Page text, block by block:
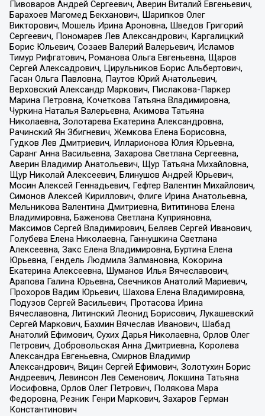
Пивоваров Андрей Сергеевич, Аверин Виталий Евгеньевич,
Барахоев Магомед Бекханович, Шарипков Олег
Викторович, Мошель Ирина Ароновна, Шведов Григорий
Сергеевич, Пономарев Лев Александрович, Каргалицкий
Борис Юльевич, Созаев Валерий Валерьевич, Исламов
Тимур Рифгатович, Романова Ольга Евгеньевна, Щаров
Сергей Алексадрович, Цирульников Борис Альбертович,
Гасан Ольга Павловна, Паутов Юрий Анатольевич,
Верховский Александр Маркович, Пислакова-Паркер
Марина Петровна, Кочеткова Татьяна Владимировна,
Чуркина Наталья Валерьевна, Акимова Татьяна
Николаевна, Золотарева Екатерина Александровна,
Рачинский Ян Збигневич, Жемкова Елена Борисовна,
Гудков Лев Дмитриевич, Илларионова Юлия Юрьевна,
Саранг Анна Васильевна, Захарова Светлана Сергеевна,
Аверин Владимир Анатольевич, Щур Татьяна Михайловна,
Щур Николай Алексеевич, Блинушов Андрей Юрьевич,
Мосин Алексей Геннадьевич, Гефтер Валентин Михайлович,
Симонов Алексей Кириллович, Флиге Ирина Анатольевна,
Мельникова Валентина Дмитриевна, Вититинова Елена
Владимировна, Баженова Светлана Куприяновна,
Максимов Сергей Владимирович, Беляев Сергей Иванович,
Голубева Елена Николаевна, Ганнушкина Светлана
Алексеевна, Закс Елена Владимировна, Буртина Елена
Юрьевна, Гендель Людмила Залмановна, Кокорина
Екатерина Алексеевна, Шуманов Илья Вячеславович,
Арапова Галина Юрьевна, Свечников Анатолий Мариевич,
Прохоров Вадим Юрьевич, Шахова Елена Владимировна,
Подузов Сергей Васильевич, Протасова Ирина
Вячеславовна, Литинский Леонид Борисович, Лукашевский
Сергей Маркович, Бахмин Вячеслав Иванович, Шабад
Анатолий Ефимович, Сухих Дарья Николаевна, Орлов Олег
Петрович, Добровольская Анна Дмитриевна, Королева
Александра Евгеньевна, Смирнов Владимир
Александрович, Вицин Сергей Ефимович, Золотухин Борис
Андреевич, Левинсон Лев Семенович, Локшина Татьяна
Иосифовна, Орлов Олег Петрович, Полякова Мара
Федоровна, Резник Генри Маркович, Захаров Герман
Константинович